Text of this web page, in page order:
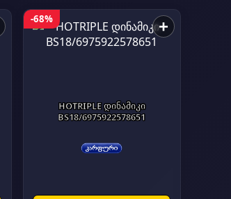
-68% +
HOTRIPLE დინამიკი
BS18/6975922578651